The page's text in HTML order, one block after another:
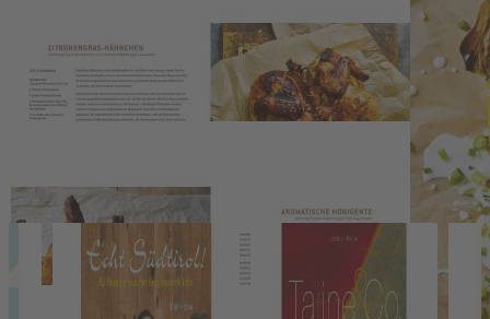
Schweinefleisch bis hin zu ausgefallenen Gerichten wie gefülltem
Zitronengras vom Grill, alle Rezepte in diesem Grillbuch lassen sich
problemlos mit handelsüblichem Grillequipment zubereiten.
Details
Autor:Innen-Information
Wir haben andere Produkte gefunden, die Ihnen gefallen